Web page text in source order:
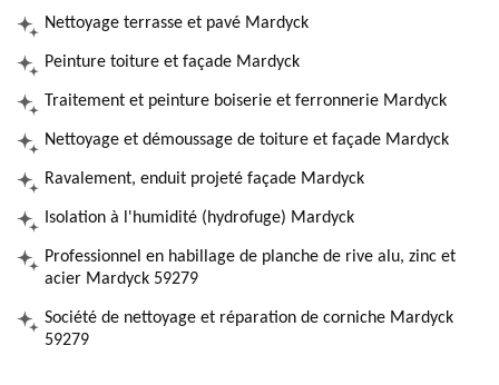
Nettoyage terrasse et pavé Mardyck
Peinture toiture et façade Mardyck
Traitement et peinture boiserie et ferronnerie Mardyck
Nettoyage et démoussage de toiture et façade Mardyck
Ravalement, enduit projeté façade Mardyck
Isolation à l'humidité (hydrofuge) Mardyck
Professionnel en habillage de planche de rive alu, zinc et
acier Mardyck 59279
Société de nettoyage et réparation de corniche Mardyck
59279